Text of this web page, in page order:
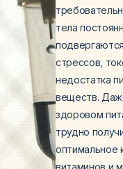
тела
стрессов,
недостатка
веществ.
здоровом
трудно
оптимальное